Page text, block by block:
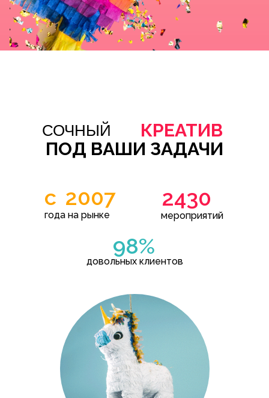
СОЧНЫЙ
КРЕАТИВ
ПОД ВАШИ ЗАДАЧИ
года на рынке
2007
2430
98%
с
мероприятий
довольных клиентов
Профессиональная команда организаторов
С 2007 года наша компания «100 Друзей» организовала и
провела свыше 2 430 мероприятий. Свои праздники нам
доверяют крупные торговые центры и девелоперские
компании, автосалоны и библиотеки.